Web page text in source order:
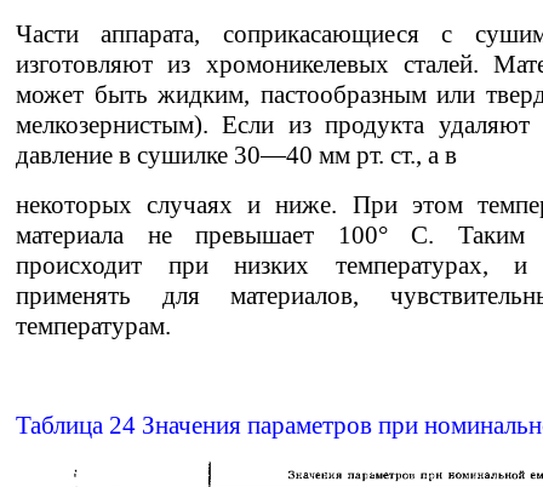
Части аппарата, соприкасающиеся с
изготовляют из хромоникелевых сталей.
может быть жидким, пастообразным или
мелкозернистым). Если из продукта удаляют
давление в сушилке 30—40 мм рт. ст., а в
некоторых случаях и ниже. При этом
материала не превышает 100° С. Таким
происходит при низких температурах,
применять для материалов,
температурам.
Таблица 24 Значения параметров при